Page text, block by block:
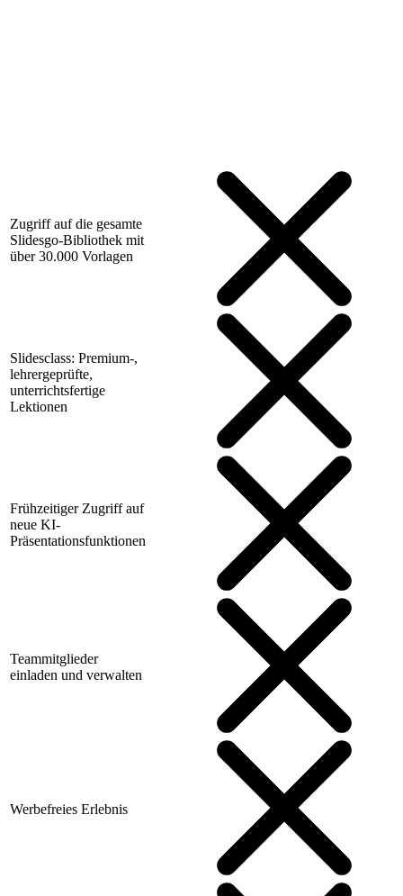
Zugriff auf die gesamte
Slidesgo-Bibliothek mit
über 30.000 Vorlagen
Slidesclass: Premium-,
lehrergeprüfte,
unterrichtsfertige
Lektionen
Frühzeitiger Zugriff auf
neue KI-
Präsentationsfunktionen
Teammitglieder
einladen und verwalten
Werbefreies Erlebnis